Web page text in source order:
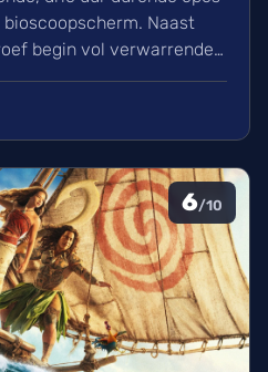
Naast
begin vol verwarrende
acteerwerk, evolueert de
epos vol praktische
6/10